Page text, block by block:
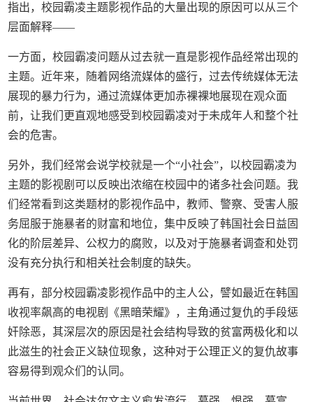
指出，校园霸凌主题影视作品的大量出现的原因可以从三个
层面解释——
一方面，校园霸凌问题从过去就一直是影视作品经常出现的
主题。近年来，随着网络流媒体的盛行，过去传统媒体无法
展现的暴力行为，通过流媒体更加赤裸裸地展现在观众面
前，让我们更直观地感受到校园霸凌对于未成年人和整个社
会的危害。
另外，我们经常会说学校就是一个“小社会”，以校园霸凌为
主题的影视剧可以反映出浓缩在校园中的诸多社会问题。我
们经常看到这类题材的影视作品中，教师、警察、受害人服
务屈服于施暴者的财富和地位，集中反映了韩国社会日益固
化的阶层差异、公权力的腐败，以及对于施暴者调查和处罚
没有充分执行和相关社会制度的缺失。
再有，部分校园霸凌影视作品中的主人公，譬如最近在韩国
收视率飙高的电视剧《黑暗荣耀》，主角通过复仇的手段惩
奸除恶，其深层次的原因是社会结构导致的贫富两极化和以
此滋生的社会正义缺位现象，这种对于公理正义的复仇故事
容易得到观众们的认同。